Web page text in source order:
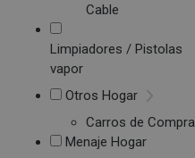
Cable
Limpiadores / Pistolas
vapor
Otros Hogar
Carros de Compra
Menaje Hogar